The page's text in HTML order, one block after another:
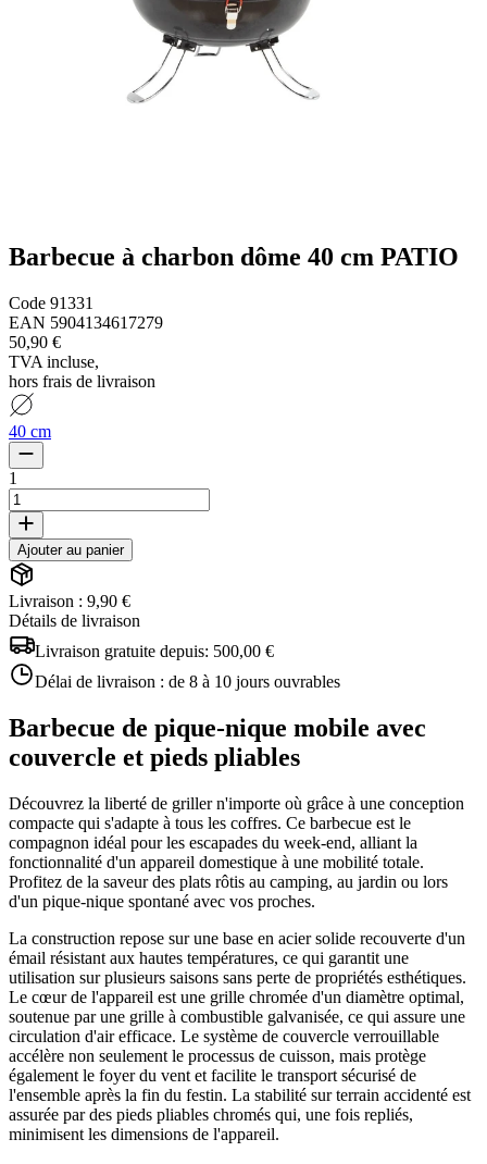
Barbecue à charbon dôme 40 cm PATIO
Code 91331
EAN 5904134617279
50,90 €
TVA incluse,
hors frais de livraison
40 cm
1
Ajouter au panier
Livraison : 9,90 €
Détails de livraison
Livraison gratuite depuis: 500,00 €
Délai de livraison : de 8 à 10 jours ouvrables
Barbecue de pique-nique mobile avec
couvercle et pieds pliables
Découvrez la liberté de griller n'importe où grâce à une conception
compacte qui s'adapte à tous les coffres. Ce barbecue est le
compagnon idéal pour les escapades du week-end, alliant la
fonctionnalité d'un appareil domestique à une mobilité totale.
Profitez de la saveur des plats rôtis au camping, au jardin ou lors
d'un pique-nique spontané avec vos proches.
La construction repose sur une base en acier solide recouverte d'un
émail résistant aux hautes températures, ce qui garantit une
utilisation sur plusieurs saisons sans perte de propriétés esthétiques.
Le cœur de l'appareil est une grille chromée d'un diamètre optimal,
soutenue par une grille à combustible galvanisée, ce qui assure une
circulation d'air efficace. Le système de couvercle verrouillable
accélère non seulement le processus de cuisson, mais protège
également le foyer du vent et facilite le transport sécurisé de
l'ensemble après la fin du festin. La stabilité sur terrain accidenté est
assurée par des pieds pliables chromés qui, une fois repliés,
minimisent les dimensions de l'appareil.